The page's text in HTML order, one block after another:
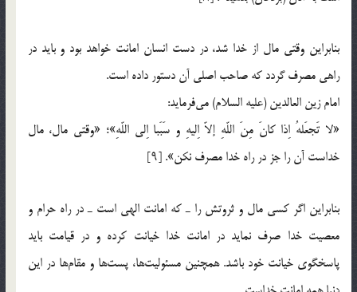
بنابراین وقتی مال از خدا شد، در دست انسان امانت خواهد بود و باید در
راهی مصرف گردد که صاحب اصلی آن دستور داده است.
امام زین العالدین (علیه السلام) می‌فرماید:
«لا تَجعَلهُ اِذا کانَ مِنَ اللّهِ إلاّ اِلیهِ و سَبَبا اِلی اللّهِ»؛ «وقتی مال، مال
خداست آن را جز در راه خدا مصرف نکن». [۹]
بنابراین اگر کسی مال و ثروتش را ـ که امانت الهی است ـ در راه حرام و
معصیت خدا صرف نماید در امانت خدا خیانت کرده و در قیامت باید
پاسخگوی خیانت خود باشد. همچنین مسئولیت‌ها، پست‌ها و مقام‌ها در این